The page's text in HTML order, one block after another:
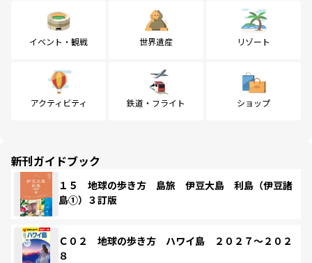
イベント・観戦 世界遺産 リゾート
アクティビティ 鉄道・フライト ショップ
新刊ガイドブック
１５ 地球の歩き方 島旅 伊豆大島 利島（伊豆諸
島①）３訂版
Ｃ０２ 地球の歩き方 ハワイ島 ２０２７～２０２
８